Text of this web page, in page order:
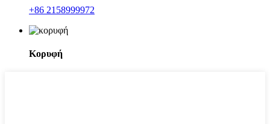
+86 2158999972
Κορυφή